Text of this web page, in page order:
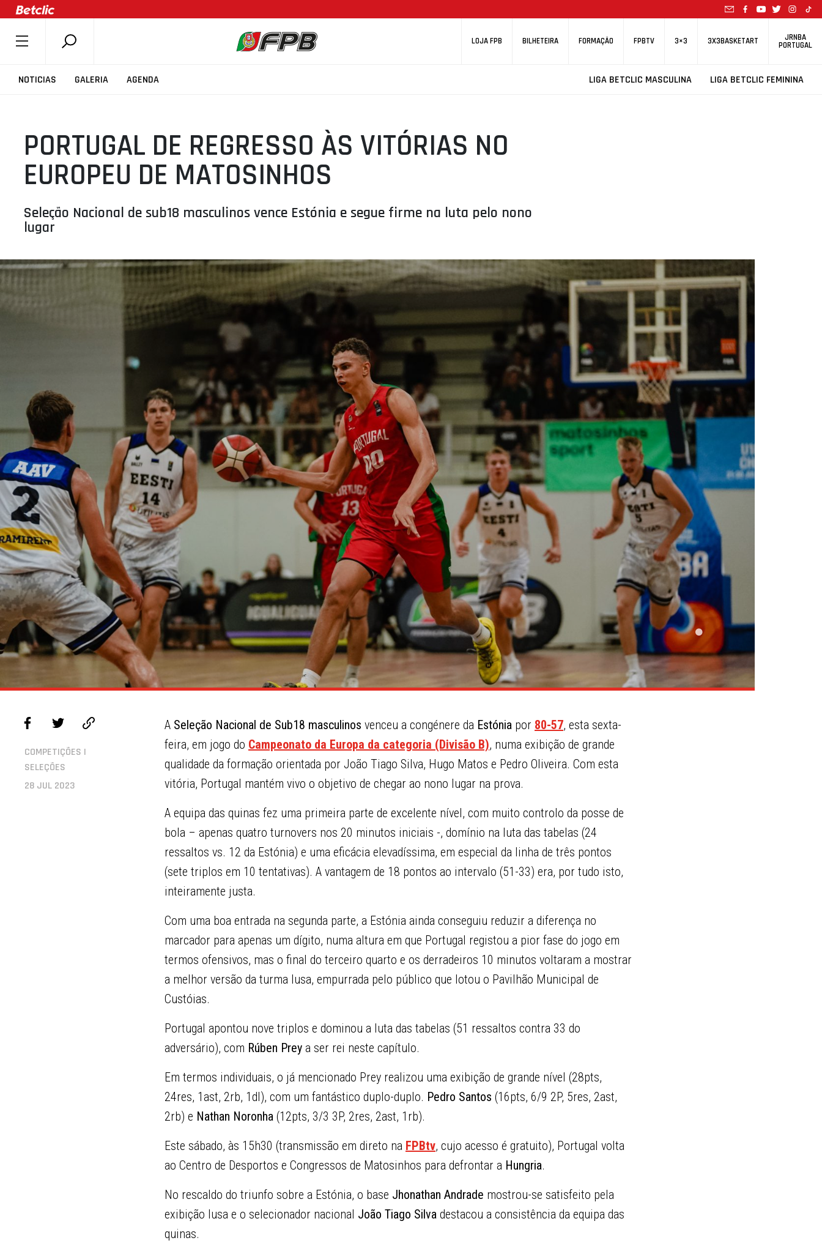
LOJA FPB BILHETEIRA FORMAÇÃO FPBTV 3×3 3X3BASKETART JRNBA
PORTUGAL
NOTICIAS GALERIA AGENDA LIGA BETCLIC MASCULINA LIGA BETCLIC FEMININA
SOBRE A FPB
COMPETIÇÕES
ASSOCIAÇÕES
CLUBES
AGENTES
AGENDA
MINIBASQUETE
PORTUGAL DE REGRESSO ÀS VITÓRIAS NO
EUROPEU DE MATOSINHOS
Seleção Nacional de sub18 masculinos vence Estónia e segue firme na luta pelo nono
lugar
COMPETIÇÕES |
SELEÇÕES
28 JUL 2023
A Seleção Nacional de Sub18 masculinos venceu a congénere da Estónia por 80-57, esta sexta-
feira, em jogo do Campeonato da Europa da categoria (Divisão B), numa exibição de grande
qualidade da formação orientada por João Tiago Silva, Hugo Matos e Pedro Oliveira. Com esta
vitória, Portugal mantém vivo o objetivo de chegar ao nono lugar na prova.
A equipa das quinas fez uma primeira parte de excelente nível, com muito controlo da posse de
bola – apenas quatro turnovers nos 20 minutos iniciais -, domínio na luta das tabelas (24
ressaltos vs. 12 da Estónia) e uma eficácia elevadíssima, em especial da linha de três pontos
(sete triplos em 10 tentativas). A vantagem de 18 pontos ao intervalo (51-33) era, por tudo isto,
inteiramente justa.
Com uma boa entrada na segunda parte, a Estónia ainda conseguiu reduzir a diferença no
marcador para apenas um dígito, numa altura em que Portugal registou a pior fase do jogo em
termos ofensivos, mas o final do terceiro quarto e os derradeiros 10 minutos voltaram a mostrar
a melhor versão da turma lusa, empurrada pelo público que lotou o Pavilhão Municipal de
Custóias.
Portugal apontou nove triplos e dominou a luta das tabelas (51 ressaltos contra 33 do
adversário), com Rúben Prey a ser rei neste capítulo.
Em termos individuais, o já mencionado Prey realizou uma exibição de grande nível (28pts,
24res, 1ast, 2rb, 1dl), com um fantástico duplo-duplo. Pedro Santos (16pts, 6/9 2P, 5res, 2ast,
2rb) e Nathan Noronha (12pts, 3/3 3P, 2res, 2ast, 1rb).
Este sábado, às 15h30 (transmissão em direto na FPBtv, cujo acesso é gratuito), Portugal volta
ao Centro de Desportos e Congressos de Matosinhos para defrontar a Hungria.
No rescaldo do triunfo sobre a Estónia, o base Jhonathan Andrade mostrou-se satisfeito pela
exibição lusa e o selecionador nacional João Tiago Silva destacou a consistência da equipa das
quinas.